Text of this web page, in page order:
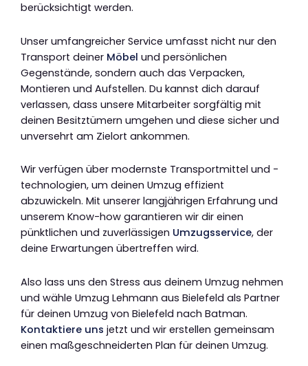
berücksichtigt werden.
Unser umfangreicher Service umfasst nicht nur den
Transport deiner Möbel und persönlichen
Gegenstände, sondern auch das Verpacken,
Montieren und Aufstellen. Du kannst dich darauf
verlassen, dass unsere Mitarbeiter sorgfältig mit
deinen Besitztümern umgehen und diese sicher und
unversehrt am Zielort ankommen.
Wir verfügen über modernste Transportmittel und -
technologien, um deinen Umzug effizient
abzuwickeln. Mit unserer langjährigen Erfahrung und
unserem Know-how garantieren wir dir einen
pünktlichen und zuverlässigen Umzugsservice, der
deine Erwartungen übertreffen wird.
Also lass uns den Stress aus deinem Umzug nehmen
und wähle Umzug Lehmann aus Bielefeld als Partner
für deinen Umzug von Bielefeld nach Batman.
Kontaktiere uns jetzt und wir erstellen gemeinsam
einen maßgeschneiderten Plan für deinen Umzug.